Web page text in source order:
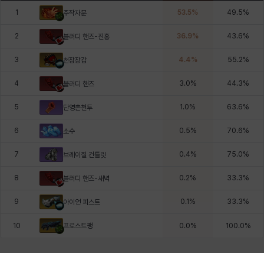
1 주작자문 53.5% 49.5%
2 블러디 핸즈-진홍 36.9% 43.6%
3 천잠장갑 4.4% 55.2%
4 블러디 핸즈 3.0% 44.3%
5 단영촌천투 1.0% 63.6%
6 소수 0.5% 70.6%
7 브레이질 건틀릿 0.4% 75.0%
8 블러디 핸즈-새벽 0.2% 33.3%
9 아이언 피스트 0.1 % 33.3%
10 프로스트팽 0.0% 100.0%